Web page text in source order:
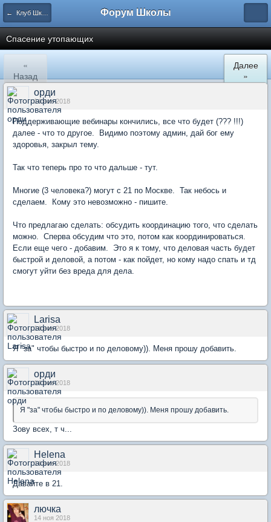
← Клуб Школы Форум Школы
Спасение утопающих
«
Назад
Далее
»
орди
14 ноя 2018
Поддерживающие вебинары кончились, все что будет (??? !!!)
далее - что то другое. Видимо поэтому админ, дай бог ему
здоровья, закрыл тему.
Так что теперь про то что дальше - тут.
Многие (3 человека?) могут с 21 по Москве. Так небось и
сделаем. Кому это невозможно - пишите.
Что предлагаю сделать: обсудить координацию того, что сделать
можно. Сперва обсудим что это, потом как координироваться.
Если еще чего - добавим. Это я к тому, что деловая часть будет
быстрой и деловой, а потом - как пойдет, но кому надо спать и тд
смогут уйти без вреда для дела.
Larisa
14 ноя 2018
Я "за" чтобы быстро и по деловому)). Меня прошу добавить.
орди
14 ноя 2018
Я "за" чтобы быстро и по деловому)). Меня прошу добавить.
Зову всех, т ч...
Helena
14 ноя 2018
Давайте в 21.
лючка
14 ноя 2018